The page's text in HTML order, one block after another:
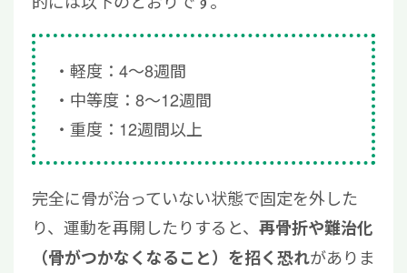
軽度：4～8週間
中等度：8～12週間
重度：12週間以上
完全に骨が治っていない状態で固定を外した
り、運動を再開したりすると、 再骨折や難治化
（骨がつかなくなること）を招く恐れがありま